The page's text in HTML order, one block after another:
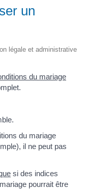
un
légale et administrative
du mariage
du mariage
il ne peut pas
si des indices
pourrait être